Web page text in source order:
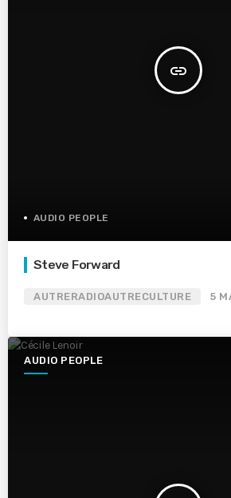
insert_link
AUDIO PEOPLE
Steve Forward
AUTRERADIOAUTRECULTURE 5
AUDIO PEOPLE